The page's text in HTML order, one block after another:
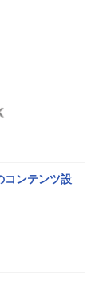
コンテンツ設